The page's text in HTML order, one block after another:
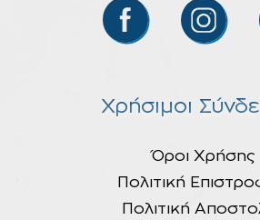
Χρήσιμοι
Όροι Χρήσης
Πολιτική
Πολιτική